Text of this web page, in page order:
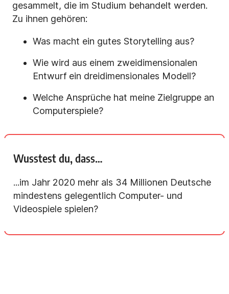
gesammelt, die im Studium behandelt werden.
Zu ihnen gehören:
Was macht ein gutes Storytelling aus?
Wie wird aus einem zweidimensionalen
Entwurf ein dreidimensionales Modell?
Welche Ansprüche hat meine Zielgruppe an
Computerspiele?
Wusstest du, dass…
...im Jahr 2020 mehr als 34 Millionen Deutsche
mindestens gelegentlich Computer- und
Videospiele spielen?